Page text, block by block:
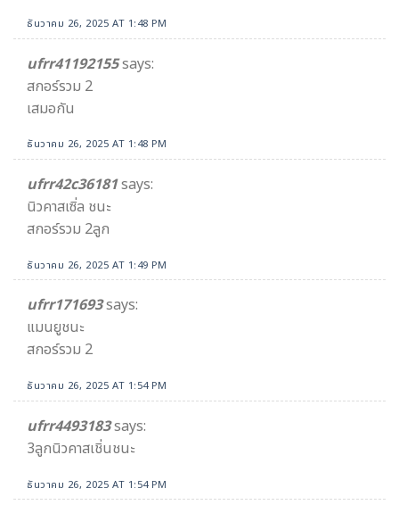
ธันวาคม 26, 2025 AT 1:48 PM
ufrr41192155says:
สกอร์รวม 2
เสมอกัน
ธันวาคม 26, 2025 AT 1:48 PM
ufrr42c36181says:
นิวคาสเซิ่ล ชนะ
สกอร์รวม 2ลูก
ธันวาคม 26, 2025 AT 1:49 PM
ufrr171693says:
แมนยูชนะ
สกอร์รวม 2
ธันวาคม 26, 2025 AT 1:54 PM
ufrr4493183says:
3ลูกนิวคาสเชิ่นชนะ
ธันวาคม 26, 2025 AT 1:54 PM